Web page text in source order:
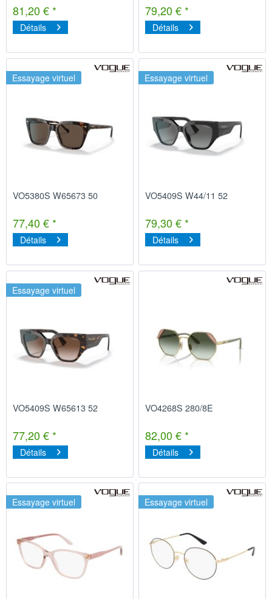
81,20 € *
Détails
79,20 € *
Détails
Essayage virtuel
VO5380S W65673 50
77,40 € *
Détails
Essayage virtuel
VO5409S W44/11 52
79,30 € *
Détails
Essayage virtuel
VO5409S W65613 52
77,20 € *
Détails
VO4268S 280/8E
82,00 € *
Détails
Essayage virtuel Essayage virtuel